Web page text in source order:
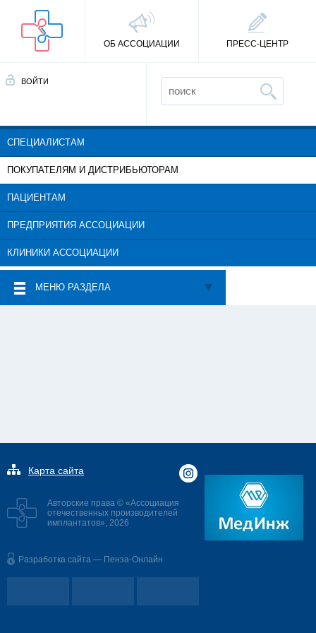
ОБ АССОЦИАЦИИ ПРЕСС-ЦЕНТР
ВОЙТИ
СПЕЦИАЛИСТАМ
ПОКУПАТЕЛЯМ И ДИСТРИБЬЮТОРАМ
ПАЦИЕНТАМ
ПРЕДПРИЯТИЯ АССОЦИАЦИИ
КЛИНИКИ АССОЦИАЦИИ
МЕНЮ РАЗДЕЛА
Карта сайта
Авторские права © «Ассоциация
отечественных производителей
имплантатов», 2026
Разработка сайта — Пенза-Онлайн